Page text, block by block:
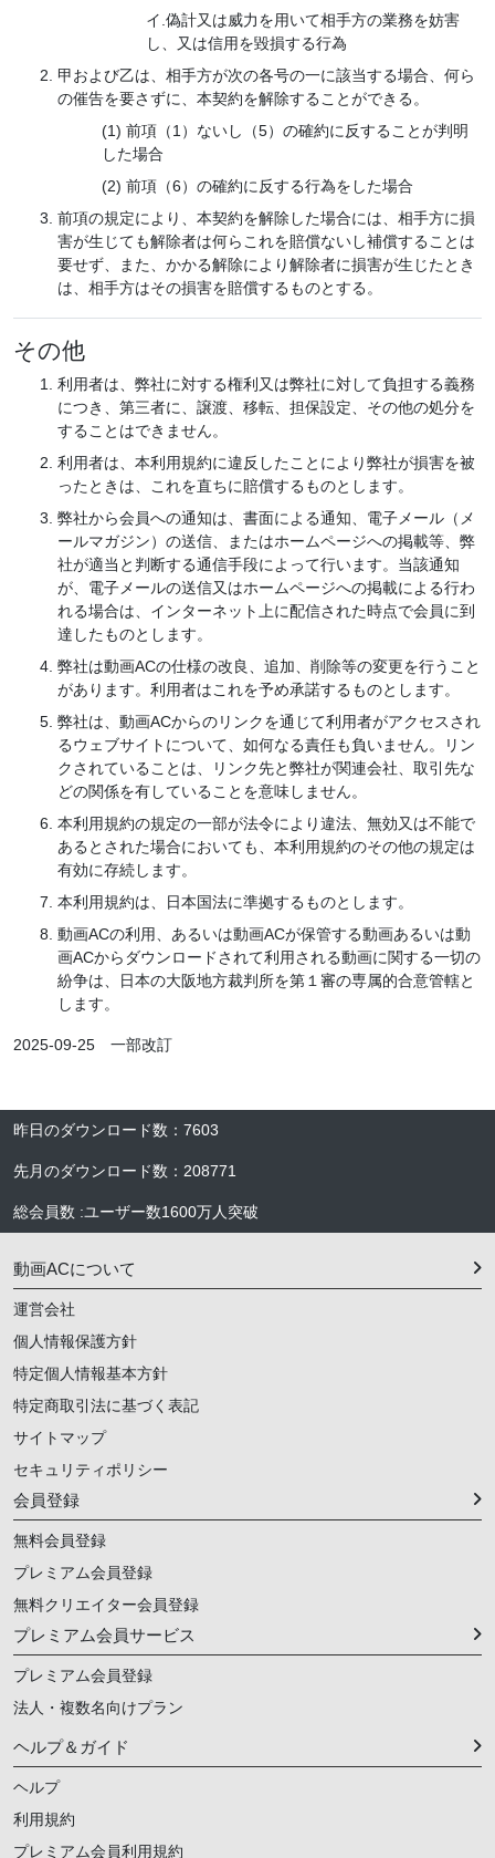
イ.偽計又は威力を用いて相手方の業務を妨害
し、又は信用を毀損する行為
甲および乙は、相手方が次の各号の一に該当する場合、何ら
の催告を要さずに、本契約を解除することができる。
前項（1）ないし（5）の確約に反することが判明
した場合
前項（6）の確約に反する行為をした場合
前項の規定により、本契約を解除した場合には、相手方に損
害が生じても解除者は何らこれを賠償ないし補償することは
要せず、また、かかる解除により解除者に損害が生じたとき
は、相手方はその損害を賠償するものとする。
その他
利用者は、弊社に対する権利又は弊社に対して負担する義務
につき、第三者に、譲渡、移転、担保設定、その他の処分を
することはできません。
利用者は、本利用規約に違反したことにより弊社が損害を被
ったときは、これを直ちに賠償するものとします。
弊社から会員への通知は、書面による通知、電子メール（メ
ールマガジン）の送信、またはホームページへの掲載等、弊
社が適当と判断する通信手段によって行います。当該通知
が、電子メールの送信又はホームページへの掲載による行わ
れる場合は、インターネット上に配信された時点で会員に到
達したものとします。
弊社は動画ACの仕様の改良、追加、削除等の変更を行うこと
があります。利用者はこれを予め承諾するものとします。
弊社は、動画ACからのリンクを通じて利用者がアクセスされ
るウェブサイトについて、如何なる責任も負いません。リン
クされていることは、リンク先と弊社が関連会社、取引先な
どの関係を有していることを意味しません。
本利用規約の規定の一部が法令により違法、無効又は不能で
あるとされた場合においても、本利用規約のその他の規定は
有効に存続します。
本利用規約は、日本国法に準拠するものとします。
動画ACの利用、あるいは動画ACが保管する動画あるいは動
画ACからダウンロードされて利用される動画に関する一切の
紛争は、日本の大阪地方裁判所を第１審の専属的合意管轄と
します。
2025-09-25 一部改訂
昨日のダウンロード数 ： 7603
先月のダウンロード数 ： 208771
総会員数 :ユーザー数1600万人 突破
動画ACについて
運営会社
個人情報保護方針
特定個人情報基本方針
特定商取引法に基づく表記
サイトマップ
セキュリティポリシー
会員登録
無料会員登録
プレミアム会員登録
無料クリエイター会員登録
プレミアム会員サービス
プレミアム会員登録
法人・複数名向けプラン
ヘルプ＆ガイド
ヘルプ
利用規約
プレミアム会員利用規約